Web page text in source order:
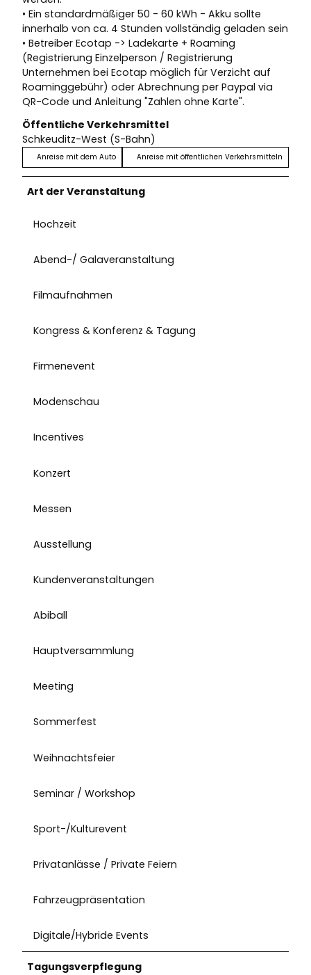
• Ein standardmäßiger 50 - 60 kWh - Akku sollte
innerhalb von ca. 4 Stunden vollständig geladen sein
• Betreiber Ecotap -> Ladekarte + Roaming
(Registrierung Einzelperson / Registrierung
Unternehmen bei Ecotap möglich für Verzicht auf
Roaminggebühr) oder Abrechnung per Paypal via
QR-Code und Anleitung "Zahlen ohne Karte".
Öffentliche Verkehrsmittel
Schkeuditz-West (S-Bahn)
Anreise mit dem Auto Anreise mit öffentlichen Verkehrsmitteln
Art der Veranstaltung
Hochzeit
Abend-/ Galaveranstaltung
Filmaufnahmen
Kongress & Konferenz & Tagung
Firmenevent
Modenschau
Incentives
Konzert
Messen
Ausstellung
Kundenveranstaltungen
Abiball
Hauptversammlung
Meeting
Sommerfest
Weihnachtsfeier
Seminar / Workshop
Sport-/Kulturevent
Privatanlässe / Private Feiern
Fahrzeugpräsentation
Digitale/Hybride Events
Tagungsverpflegung